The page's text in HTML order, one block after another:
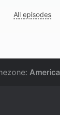
All episodes